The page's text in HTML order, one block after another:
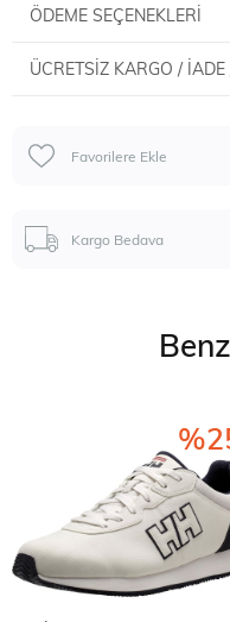
ÖDEME SEÇENEKLERI
ÜCRETSIZ KARGO / İADE
Favorilere Ekle
Kargo Bedava